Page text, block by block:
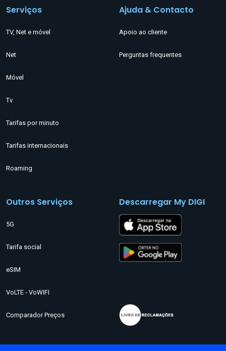
Serviços
TV, Net e móvel
Net
Móvel
Tv
Tarifas por minuto
Tarifas internacionais
Roaming
Ajuda & Contacto
Apoio ao cliente
Perguntas frequentes
Outros Serviços
5G
Tarifa social
eSIM
VoLTE - VoWIFI
Comparador Preços
Descarregar My DIGI